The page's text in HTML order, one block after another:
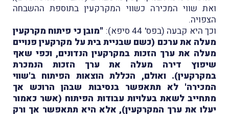
ואת שווי המכירה כשווי המקרקעין בתוספת ההשבחה
הצפויה.
וכך היא קבעה (בפס' 44 סיפא):
"מובן כי פיתוח מקרקעין
מעלה את ערכם (כשם שבניית בית על מקרקעין פנויים
מעלה את ערך הזכות במקרקעין הנדונים, וכפי שאף
שיפוץ דירה מעלה את ערך הזכות הנמכרת
במקרקעין). ואולם, הכללת הוצאות הפיתוח ב'שווי
המכירה' לא תתאפשר בנסיבות שבהן הרוכש אך
מתחייב לשאת בעלויות עבודות הפיתוח (אשר כאמור
יעלו את ערך המקרקעין), אלא היא תתאפשר אך ורק